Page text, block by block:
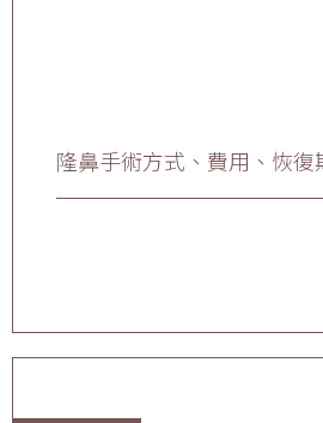
隆鼻手術方式、費用、恢復